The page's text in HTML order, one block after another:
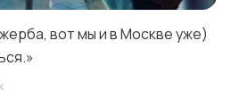
вот мы и в Москве уже)